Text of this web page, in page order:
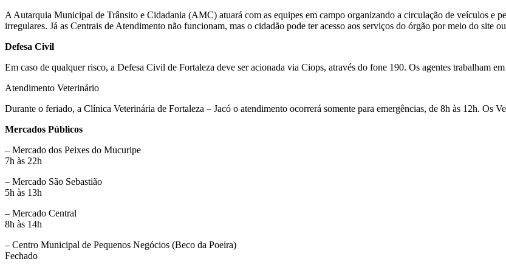
A Autarquia Municipal de Trânsito e Cidadania (AMC) atuará com as equipes em campo organizando a circulação de veículos e
irregulares. Já as Centrais de Atendimento não funcionam, mas o cidadão pode ter acesso aos serviços do órgão por meio do site
Defesa Civil
Em caso de qualquer risco, a Defesa Civil de Fortaleza deve ser acionada via Ciops, através do fone 190. Os agentes trabalham
Atendimento Veterinário
Durante o feriado, a Clínica Veterinária de Fortaleza – Jacó o atendimento ocorrerá somente para emergências, de 8h às 12h. Os
Mercados Públicos
– Mercado dos Peixes do Mucuripe
7h às 22h
– Mercado São Sebastião
5h às 13h
– Mercado Central
8h às 14h
– Centro Municipal de Pequenos Negócios (Beco da Poeira)
Fechado